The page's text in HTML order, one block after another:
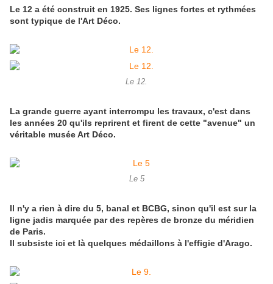
Le 12 a été construit en 1925. Ses lignes fortes et rythmées
sont typique de l'Art Déco.
Le 12.
La grande guerre ayant interrompu les travaux, c'est dans
les années 20 qu'ils reprirent et firent de cette "avenue" un
véritable musée Art Déco.
Le 5
Il n'y a rien à dire du 5, banal et BCBG, sinon qu'il est sur la
ligne jadis marquée par des repères de bronze du méridien
de Paris.
Il subsiste ici et là quelques médaillons à l'effigie d'Arago.